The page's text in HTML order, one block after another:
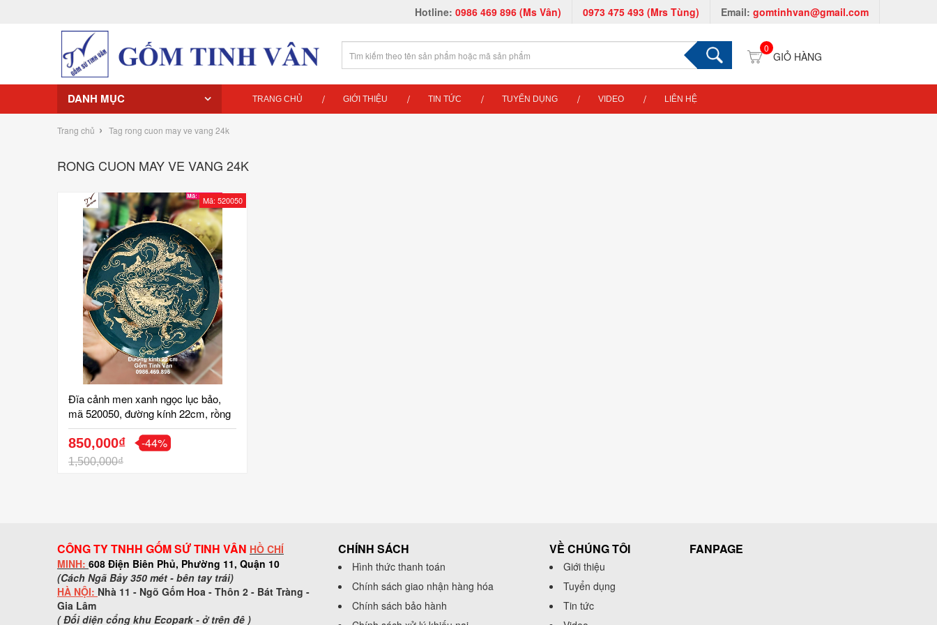
Hotline: 0986 469 896 (Ms Vân) 0973 475 493 (Mrs Tùng) Email: gomtinhvan@gmail.com
0
DANH MỤC TRANG CHỦ GIỚI THIỆU TIN TỨC TUYỂN DỤNG VIDEO LIÊN HỆ
Trang chủ › Tag rong cuon may ve vang 24k
RONG CUON MAY VE VANG 24K
Mã: 520050
Đĩa cảnh men xanh ngọc lục bảo,
mã 520050, đường kính 22cm, rồng
cuốn mây vẽ vàng 24k, trưng bày,
quà biếu tặng sang trọng, gốm bát
tràng cao cấp
850,000₫
1,500,000₫
-44%
CÔNG TY TNHH GỐM SỨ TINH VÂN HỒ CHÍ
MINH: 608 Điện Biên Phủ, Phường 11, Quận 10
(Cách Ngã Bảy 350 mét - bên tay trái)
HÀ NỘI: Nhà 11 - Ngõ Gốm Hoa - Thôn 2 - Bát Tràng -
Gia Lâm
( Đối diện cổng khu Ecopark - ở trên đê )
CHÍNH SÁCH
Hình thức thanh toán
Chính sách giao nhận hàng hóa
Chính sách bảo hành
VỀ CHÚNG TÔI
Giới thiệu
Tuyển dụng
Tin tức
FANPAGE